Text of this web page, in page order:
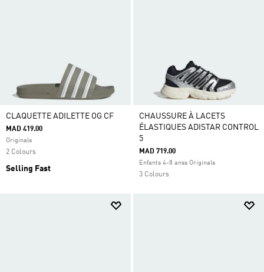
CLAQUETTE ADILETTE OG CF
MAD 419.00
Originals
2 Colours
Selling Fast
CHAUSSURE À LACETS
ÉLASTIQUES ADISTAR CONTROL
5
MAD 719.00
Enfants 4-8 anss Originals
3 Colours